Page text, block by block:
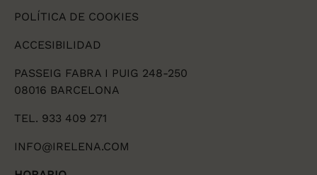
POLÍTICA DE COOKIES
ACCESIBILIDAD
PASSEIG FABRA I PUIG 248-250
08016 BARCELONA
TEL. 933 409 271
INFO@IRELENA.COM